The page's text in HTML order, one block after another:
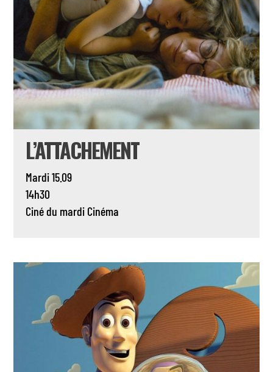
L’ATTACHEMENT
Mardi 15.09
14h30
Ciné du mardi Cinéma